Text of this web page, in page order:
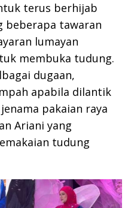
terus berhijab
beberapa tawaran
lumayan
membuka tudung.
dugaan,
apabila dilantik
pakaian raya
Ariani yang
tudung